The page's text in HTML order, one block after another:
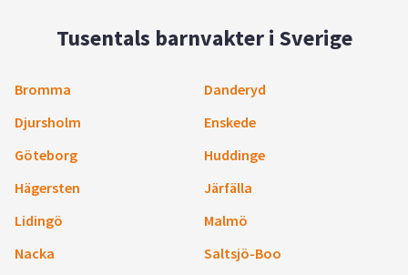
Tusentals barnvakter i Sverige
Bromma
Danderyd
Djursholm
Enskede
Göteborg
Huddinge
Hägersten
Järfälla
Lidingö
Malmö
Nacka
Saltsjö-Boo